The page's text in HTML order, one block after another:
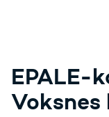
EPALE-